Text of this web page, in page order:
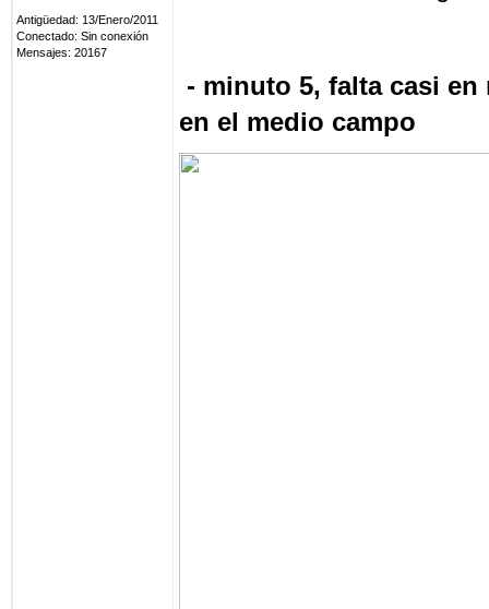
Antigüedad: 13/Enero/2011
Conectado: Sin conexión
Mensajes: 20167
- minuto 5, falta casi en
en el medio campo